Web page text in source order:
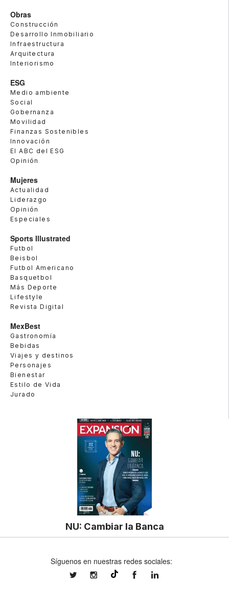
Obras
Construcción
Desarrollo Inmobiliario
Infraestructura
Arquitectura
Interiorismo
ESG
Medio ambiente
Social
Gobernanza
Movilidad
Finanzas Sostenibles
Innovación
El ABC del ESG
Opinión
Mujeres
Actualidad
Liderazgo
Opinión
Especiales
Sports Illustrated
Futbol
Beisbol
Futbol Americano
Basquetbol
Más Deporte
Lifestyle
Revista Digital
MexBest
Gastronomía
Bebidas
Viajes y destinos
Personajes
Bienestar
Estilo de Vida
Jurado
NU: Cambiar la Banca
Síguenos en nuestras redes sociales:
expansionmxexpansionmx ExpansionMex